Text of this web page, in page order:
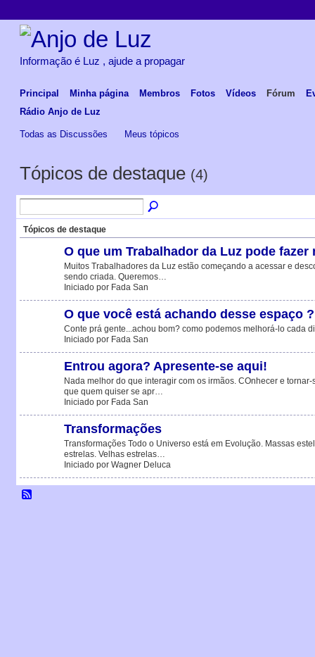
Informação é Luz , ajude a propagar
Principal Minha página Membros Fotos Vídeos Fórum
Rádio Anjo de Luz
Todas as Discussões Meus tópicos
Tópicos de destaque (4)
Tópicos de destaque
O que um Trabalhador da Luz pode fazer
Muitos Trabalhadores da Luz estão começando a acessar e
sendo criada. Queremos…
Iniciado por Fada San
O que você está achando desse espaço ?
Conte prá gente...achou bom? como podemos melhorá-lo cada
Iniciado por Fada San
Entrou agora? Apresente-se aqui!
Nada melhor do que interagir com os irmãos. COnhecer e
que quem quiser se apr…
Iniciado por Fada San
Transformações
Transformações Todo o Universo está em Evolução. Massas
estrelas. Velhas estrelas…
Iniciado por Wagner Deluca